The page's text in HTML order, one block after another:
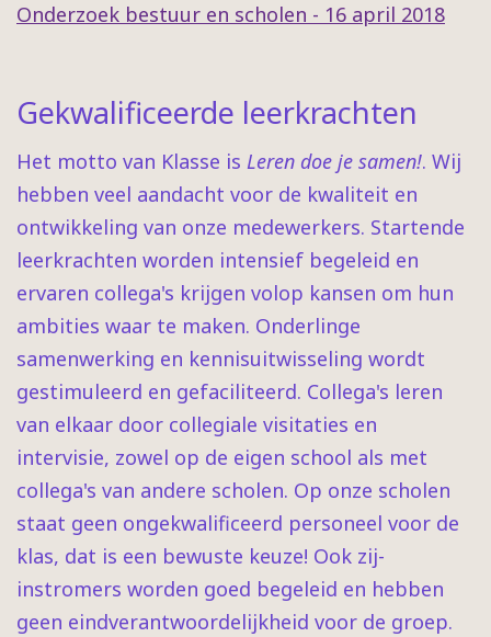
Onderzoek bestuur en scholen - 16 april 2018
Gekwalificeerde leerkrachten
Het motto van Klasse is Leren doe je samen!. Wij
hebben veel aandacht voor de kwaliteit en
ontwikkeling van onze medewerkers. Startende
leerkrachten worden intensief begeleid en
ervaren collega's krijgen volop kansen om hun
ambities waar te maken. Onderlinge
samenwerking en kennisuitwisseling wordt
gestimuleerd en gefaciliteerd. Collega's leren
van elkaar door collegiale visitaties en
intervisie, zowel op de eigen school als met
collega's van andere scholen. Op onze scholen
staat geen ongekwalificeerd personeel voor de
klas, dat is een bewuste keuze! Ook zij-
instromers worden goed begeleid en hebben
geen eindverantwoordelijkheid voor de groep.